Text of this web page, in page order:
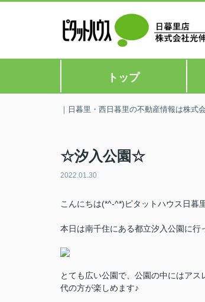
トップ
｜日暮里・西日暮里の不動産情報は株式
☆汐入公園☆
2022.01.30
こんにちは(*^-^*)ピタットハウス日暮
本日は南千住にある都立汐入公園に行
とても広い公園で、公園の中にはア
代の方が楽しめます♪